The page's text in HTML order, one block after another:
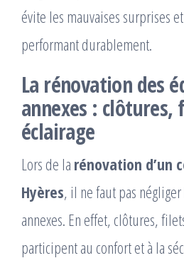
évite les mauvaises surprises
performant durablement.
La rénovation des
annexes : clôtures,
éclairage
Lors de la rénovation d’un
Hyères, il ne faut pas
annexes. En effet, clôtures,
participent au confort et à la